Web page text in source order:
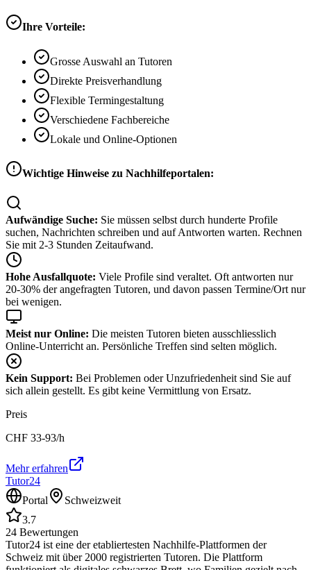
Ihre Vorteile:
Grosse Auswahl an Tutoren
Direkte Preisverhandlung
Flexible Termingestaltung
Verschiedene Fachbereiche
Lokale und Online-Optionen
Wichtige Hinweise zu Nachhilfeportalen:
Aufwändige Suche: Sie müssen selbst durch hunderte Profile
suchen, Nachrichten schreiben und auf Antworten warten. Rechnen
Sie mit 2-3 Stunden Zeitaufwand.
Hohe Ausfallquote: Viele Profile sind veraltet. Oft antworten nur
20-30% der angefragten Tutoren, und davon passen Termine/Ort nur
bei wenigen.
Meist nur Online: Die meisten Tutoren bieten ausschliesslich
Online-Unterricht an. Persönliche Treffen sind selten möglich.
Kein Support: Bei Problemen oder Unzufriedenheit sind Sie auf
sich allein gestellt. Es gibt keine Vermittlung von Ersatz.
Preis
CHF 33-93/h
Mehr erfahren
Tutor24
Portal
Schweizweit
3.7
24 Bewertungen
Tutor24 ist eine der etabliertesten Nachhilfe-Plattformen der
Schweiz mit über 2000 registrierten Tutoren. Die Plattform